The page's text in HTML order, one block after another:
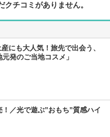
チコミがありません。
産にも大人気！旅先で出会う、
発のご当地コスメ」
／光で遊ぶ”おもち”質感ハイ